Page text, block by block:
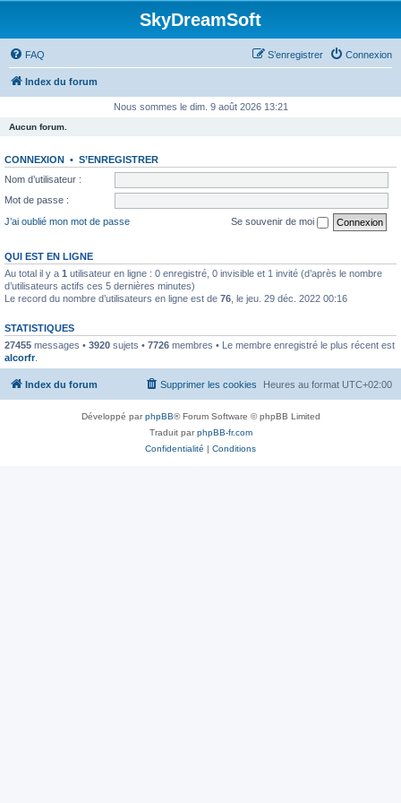
SkyDreamSoft
FAQ Connexion
S’enregistrer
Index du forum
Nous sommes le dim. 9 août 2026 13:21
Aucun forum.
CONNEXION • S’ENREGISTRER
Nom d’utilisateur :
Mot de passe :
J’ai oublié mon mot de passe
Se souvenir de moi
QUI EST EN LIGNE
Au total il y a 1 utilisateur en ligne : 0 enregistré, 0 invisible et 1 invité (d’après le nombre
d’utilisateurs actifs ces 5 dernières minutes)
Le record du nombre d’utilisateurs en ligne est de 76 , le jeu. 29 déc. 2022 00:16
STATISTIQUES
27455 messages • 3920 sujets • 7726 membres • Le membre enregistré le plus récent est
alcorfr.
Index du forum Heures au format UTC+02:00
Supprimer les cookies
Développé parphpBB® Forum Software © phpBB Limited
Traduit parphpBB-fr.com
Confidentialité | Conditions